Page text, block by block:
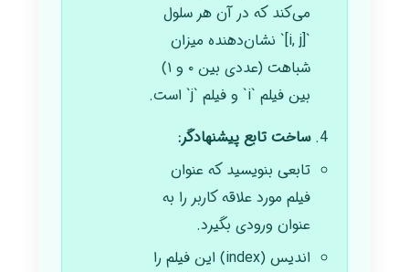
می‌کند که در آن هر سلول
`[i, j]` نشان‌دهنده میزان
شباهت (عددی بین ۰ و ۱)
بین فیلم `i` و فیلم `j` است.
ساخت تابع پیشنهادگر:
تابعی بنویسید که عنوان
فیلم مورد علاقه کاربر را به
عنوان ورودی بگیرد.
اندیس (index) این فیلم را